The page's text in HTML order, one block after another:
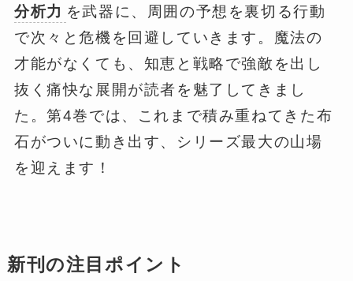
分析力 を武器に、周囲の予想を裏切る行動
で次々と危機を回避していきます。魔法の
才能がなくても、知恵と戦略で強敵を出し
抜く痛快な展開が読者を魅了してきまし
た。第4巻では、これまで積み重ねてきた布
石がついに動き出す、シリーズ最大の山場
を迎えます！
新刊の注目ポイント